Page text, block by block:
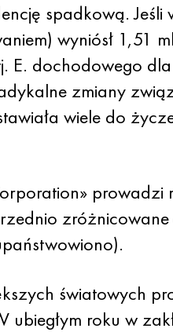
spadkową.
wyniósł 1,51
E. dochodowego
zmiany
wiele do
prowadzi
światowych
ubiegłym roku w